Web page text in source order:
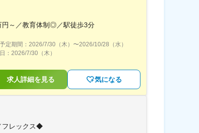
円～／教育体制◎／駅徒歩3分
定期間： 2026/7/30（木） 〜2026/10/28（水）
： 2026/7/30（木）
求人詳細を見る 気になる
フレックス◆